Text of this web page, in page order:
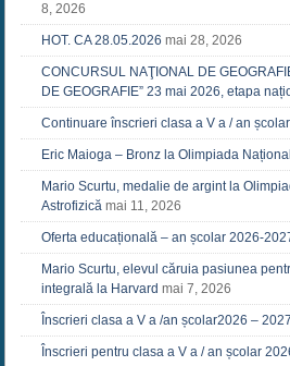
8, 2026
HOT. CA 28.05.2026 mai 28, 2026
CONCURSUL NAŢIONAL DE
DE GEOGRAFIE” 23 mai 2026, etapa
Continuare înscrieri clasa a V a / an
Eric Maioga – Bronz la Olimpiada
Mario Scurtu, medalie de argint la
Astrofizică mai 11, 2026
Oferta educațională – an școlar 2026-
Mario Scurtu, elevul căruia pasiunea
integrală la Harvard mai 7, 2026
Înscrieri clasa a V a /an școlar2026 – 2027
Înscrieri pentru clasa a V a / an școlar